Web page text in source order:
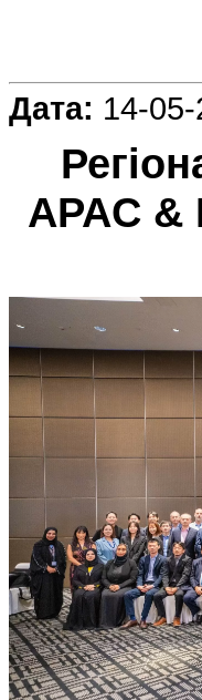
Дата: 14-
APAC &